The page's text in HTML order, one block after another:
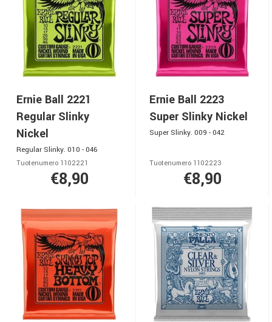
Ernie Ball 2221
Regular Slinky
Nickel
Regular Slinky. 010 - 046
Tuotenumero 1102221
€8,90
Ernie Ball 2223
Super Slinky Nickel
Super Slinky. 009 - 042
Tuotenumero 1102223
€8,90